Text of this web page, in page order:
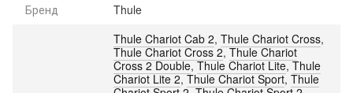
Бренд
Thule
Thule Chariot Cab 2, Thule Chariot Cross,
Thule Chariot Cross 2,Thule Chariot
Cross 2 Double,Thule Chariot Lite,Thule
Chariot Lite 2,Thule Chariot Sport, Thule